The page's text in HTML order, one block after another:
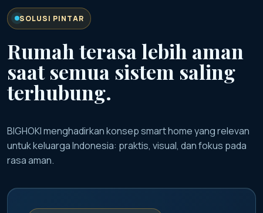
SOLUSI PINTAR
Rumah terasa lebih aman
saat semua sistem saling
terhubung.
BIGHOKI menghadirkan konsep smart home yang relevan
untuk keluarga Indonesia: praktis, visual, dan fokus pada
rasa aman.